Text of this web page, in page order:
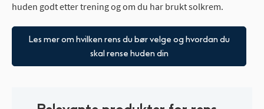
huden godt etter trening og om du har brukt solkrem.
Les mer om hvilken rens du bør velge og hvordan du
skal rense huden din